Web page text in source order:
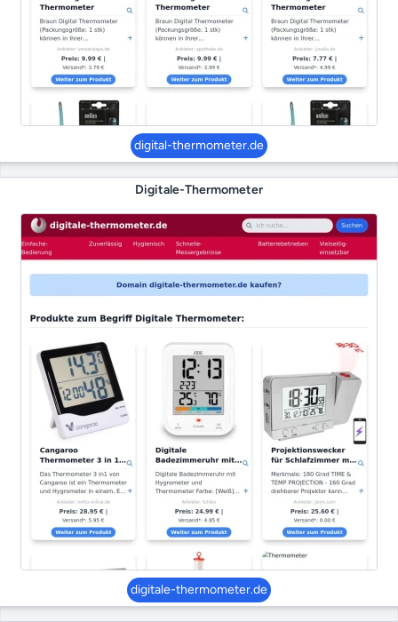
digital-thermometer.de
Digitale-Thermometer
digitale-thermometer.de